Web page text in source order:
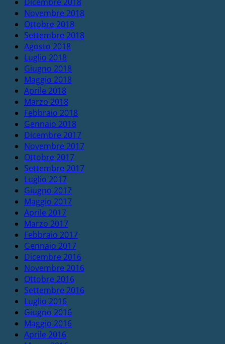
Novembre 2018
Ottobre 2018
Settembre 2018
Agosto 2018
Luglio 2018
Giugno 2018
Maggio 2018
Aprile 2018
Marzo 2018
Febbraio 2018
Gennaio 2018
Dicembre 2017
Novembre 2017
Ottobre 2017
Settembre 2017
Luglio 2017
Giugno 2017
Maggio 2017
Aprile 2017
Marzo 2017
Febbraio 2017
Gennaio 2017
Dicembre 2016
Novembre 2016
Ottobre 2016
Settembre 2016
Luglio 2016
Giugno 2016
Maggio 2016
Aprile 2016